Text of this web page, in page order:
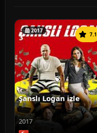
2017
7.1
Şanslı Logan izle
2017